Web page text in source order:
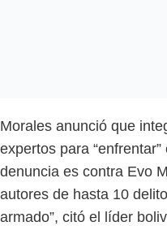
Morales anunció que
expertos para
denuncia es contra Evo
autores de hasta 10
armado”, citó el líder